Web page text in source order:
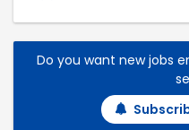
Do you want new jobs